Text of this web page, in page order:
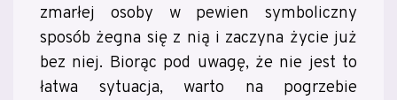
zmarłej osoby w pewien symboliczny
sposób żegna się z nią i zaczyna życie już
bez niej. Biorąc pod uwagę, że nie jest to
łatwa sytuacja, warto na pogrzebie